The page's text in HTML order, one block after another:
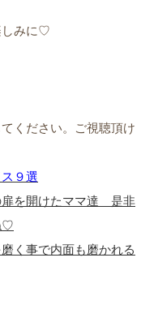
しみに♡
ください。ご視聴頂け
９選
扉を開けたママ達 是非
♡
く事で内面も磨かれる